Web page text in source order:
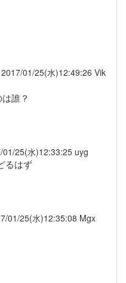
2017/01/25(水)12:49:26 Vik
誰？
01/25(水)12:33:25 uyg
るはず
01/25(水)12:35:08 Mgx